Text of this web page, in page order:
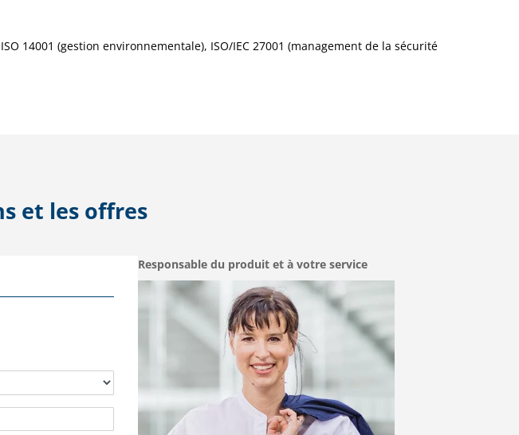
14001 (gestion environnementale), ISO/IEC 27001 (management de la sécurité
et les offres
Responsable du produit et à votre service